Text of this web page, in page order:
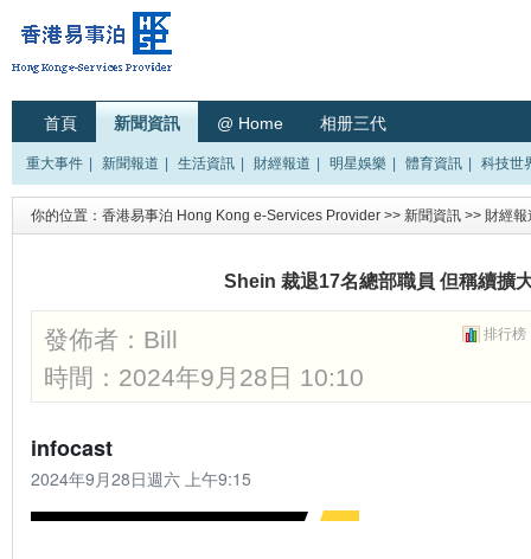
首頁 新聞資訊 @ Home 相册三代
重大事件 新聞報道 生活資訊 財經報道 明星娛樂 體育資訊 科技世
你的位置： 香港易事泊 Hong Kong e-Services Provider >> 新聞資訊 >> 財經報
Shein 裁退17名總部職員 但稱續擴
排行榜
發佈者： Bill
時間：2024年9月28日 10:10
infocast
2024年9月28日週六 上午9:15